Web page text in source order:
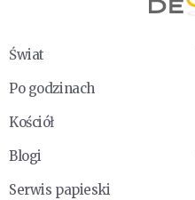
Świat
Po godzinach
Kościół
Blogi
Serwis papieski